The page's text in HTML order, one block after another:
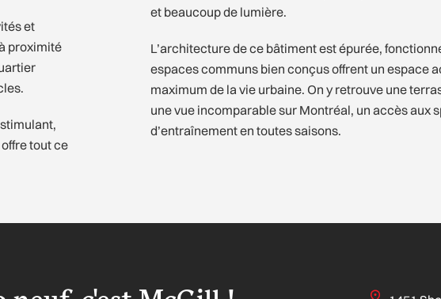
et
proximité
tout ce
et beaucoup de lumière.
L’architecture de ce bâtiment est épurée,
espaces communs bien conçus offrent un espace
maximum de la vie urbaine. On y retrouve une
une vue incomparable sur Montréal, un accès aux
d’entraînement en toutes saisons.